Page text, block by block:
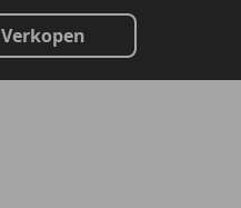
Verkopen